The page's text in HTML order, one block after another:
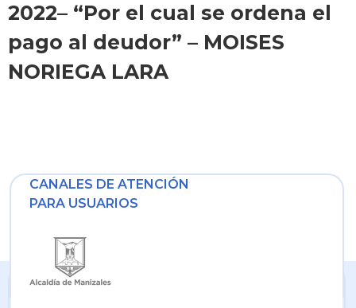
2022– “Por el cual se ordena el
pago al deudor” – MOISES
NORIEGA LARA
CANALES DE ATENCIÓN
PARA USUARIOS